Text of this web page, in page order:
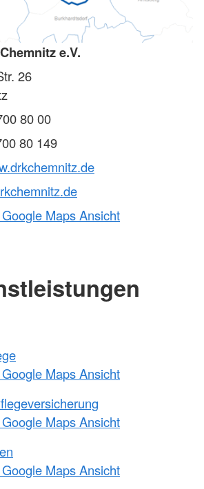
e.V.
26
80 00
80 149
Maps Ansicht
Maps Ansicht
Maps Ansicht
Maps Ansicht